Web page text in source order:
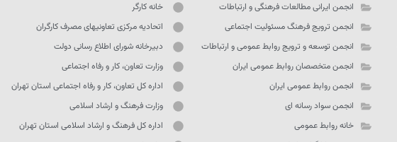
انجمن ایرانی مطالعات فرهنگی و ارتباطات
انجمن ترویج فرهنگ مسئولیت اجتماعی
انجمن توسعه و ترویج روابط عمومی و ارتباطات
انجمن متخصصان روابط عمومی ایران
انجمن روابط عمومی ایران
انجمن سواد رسانه ای
خانه روابط عمومی
خانه کارگر
اتحادیه مرکزی تعاونیهای مصرف کارگران
دبیرخانه شورای اطلاع رسانی دولت
وزارت تعاون، کار و رفاه اجتماعی
اداره کل تعاون، کار و رفاه اجتماعی استان تهران
وزارت فرهنگ و ارشاد اسلامی
اداره کل فرهنگ و ارشاد اسلامی استان تهران